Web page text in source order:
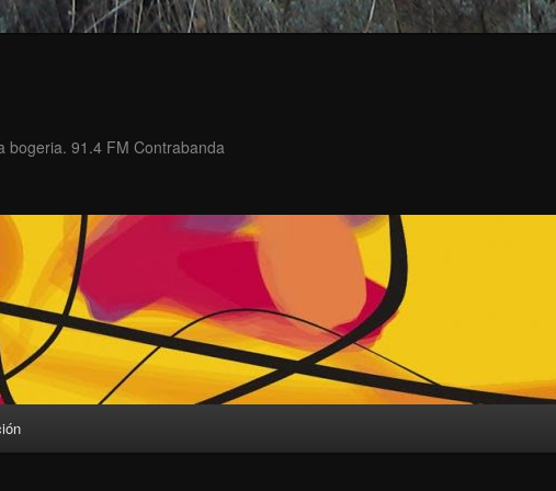
bogeria. 91.4 FM Contrabanda